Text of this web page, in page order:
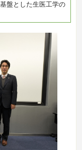
盤とした生医工学の